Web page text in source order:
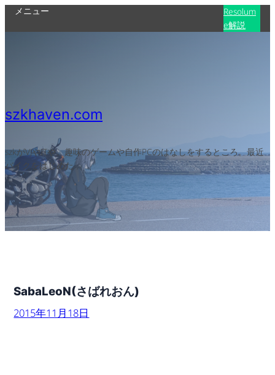
メニュー
Resolum
e解説
szkhaven.com
szkがVJやITや、趣味のゲームや自作PCのはなしをするところ。最近
バイクをはじめた
SabaLeoN(さばれおん)
2015年11月18日